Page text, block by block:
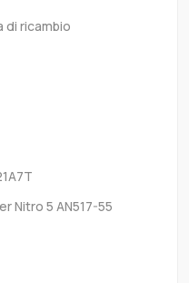
di ricambio
Nitro 5 AN517-55